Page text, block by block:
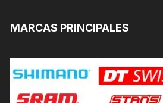
MARCAS PRINCIPALES